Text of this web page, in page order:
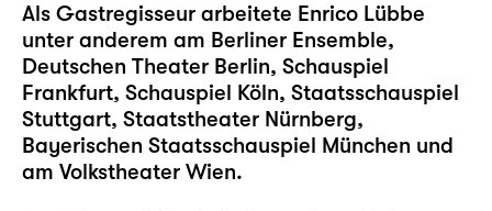
Als Gastregisseur arbeitete Enrico Lübbe
unter anderem am Berliner Ensemble,
Deutschen Theater Berlin, Schauspiel
Frankfurt, Schauspiel Köln, Staatsschauspiel
Stuttgart, Staatstheater Nürnberg,
Bayerischen Staatsschauspiel München und
am Volkstheater Wien.